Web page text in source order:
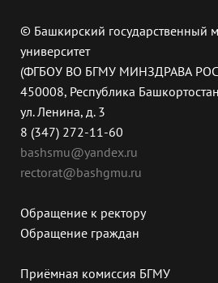
© Башкирский государственный
университет
(ФГБОУ ВО БГМУ МИНЗДРАВА
450008, Республика
ул. Ленина, д. 3
8 (347) 272-11-60
bashsmu@yandex.ru
rectorat@bashgmu.ru
Обращение к ректору
Обращение граждан
Приёмная комиссия БГМУ